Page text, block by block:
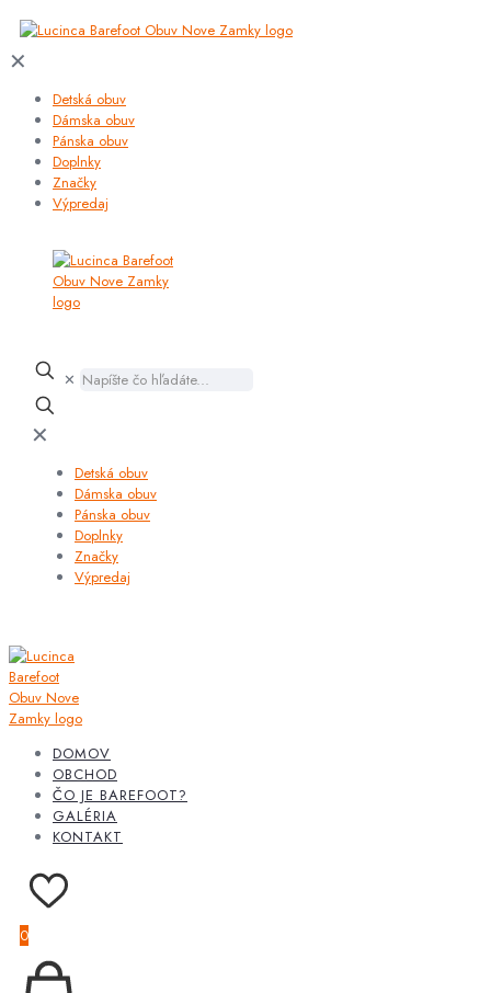
✕
Detská obuv
Dámska obuv
Pánska obuv
Doplnky
Značky
Výpredaj
✕
✕
Detská obuv
Dámska obuv
Pánska obuv
Doplnky
Značky
Výpredaj
DOMOV
OBCHOD
ČO JE BAREFOOT?
GALÉRIA
KONTAKT
0